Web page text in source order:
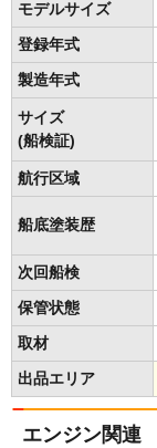
モデルサイズ
登録年式
製造年式
サイズ
(船検証)
航行区域
船底塗装歴
次回船検
保管状態
取材
出品エリア
エンジン関連